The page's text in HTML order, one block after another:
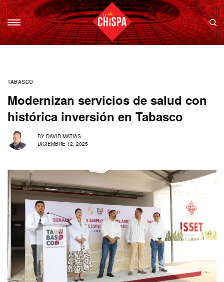
TABASCO
Modernizan servicios de salud con
histórica inversión en Tabasco
BY DAVID MATIAS
DICIEMBRE 12, 2025